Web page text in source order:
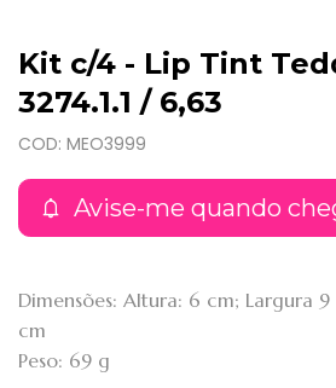
Kit c/4 - Lip Tint
3274.1.1 / 6,63
COD: MEO3999
Avise-me quando
Dimensões: Altura: 6 cm; Largura
cm
Peso: 69 g